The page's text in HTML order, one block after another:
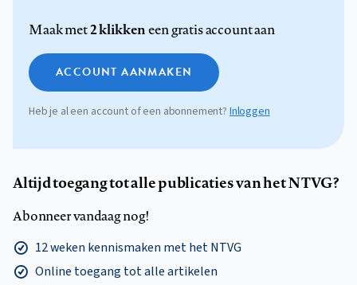
Maak met2 klikkeneen gratis account aan
ACCOUNT AANMAKEN
Heb je al een account of een abonnement? Inloggen
Altijd toegang tot alle publicaties van het NTVG?
Abonneer vandaag nog!
12 weken kennismaken met het NTVG
Online toegang tot alle artikelen